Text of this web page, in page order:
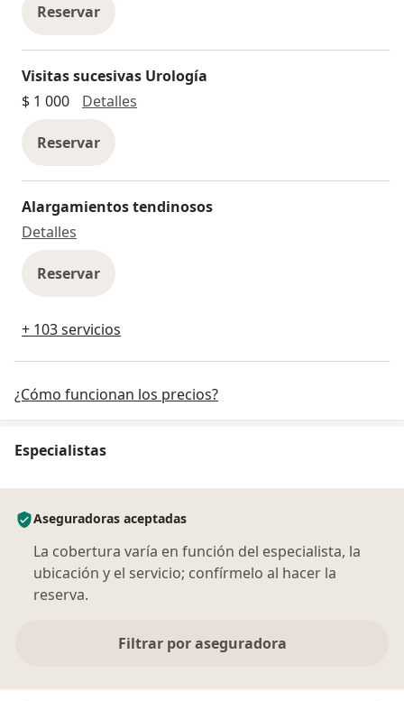
Reservar
Visitas sucesivas Urología
$ 1 000
Detalles
Reservar
Alargamientos tendinosos
Detalles
Reservar
+ 103 servicios
¿Cómo funcionan los precios?
Especialistas
Aseguradoras aceptadas
La cobertura varía en función del especialista, la
ubicación y el servicio; confírmelo al hacer la
reserva.
Filtrar por aseguradora